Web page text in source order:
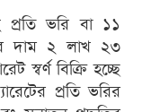
প্রতি ভরি বা ১১
দাম ২ লাখ ২৩
স্বর্ণ বিক্রি হচ্ছে
প্রতি ভরির